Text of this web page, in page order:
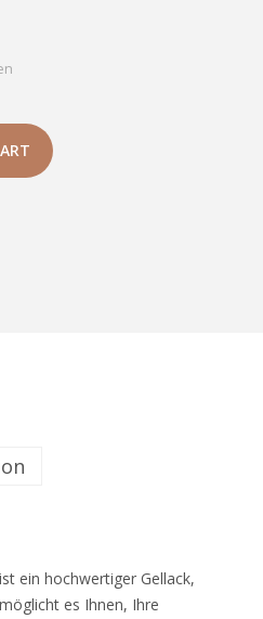
ein hochwertiger Gellack,
es Ihnen, Ihre